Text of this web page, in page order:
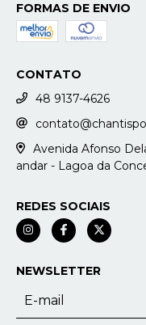
FORMAS DE ENVIO
CONTATO
48 9137-4626
Avenida Afonso
andar - Lagoa da
REDES SOCIAIS
NEWSLETTER